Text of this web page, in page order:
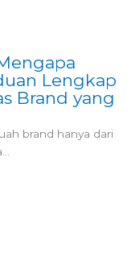
Lengkap
Brand yang
brand hanya dari